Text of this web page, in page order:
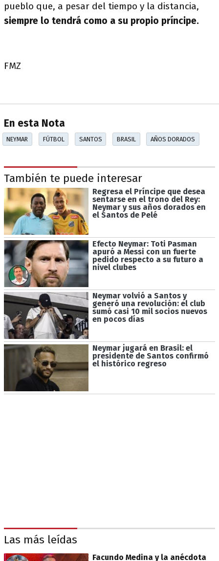
pueblo que, a pesar del tiempo y la distancia,
siempre lo tendrá como a su propio príncipe.
FMZ
En esta Nota
NEYMAR FÚTBOL SANTOS BRASIL AÑOS DORADOS
También te puede interesar
Regresa el Príncipe que desea
sentarse en el trono del Rey:
Neymar y sus años dorados en
el Santos de Pelé
Efecto Neymar: Toti Pasman
apuró a Messi con un fuerte
pedido respecto a su futuro a
nivel clubes
Neymar volvió a Santos y
generó una revolución: el club
sumó casi 10 mil socios nuevos
en pocos días
Neymar jugará en Brasil: el
presidente de Santos confirmó
el histórico regreso
Las más leídas
Facundo Medina y la anécdota